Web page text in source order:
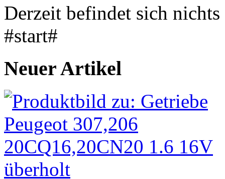
Derzeit befindet sich
#start#
Neuer Artikel